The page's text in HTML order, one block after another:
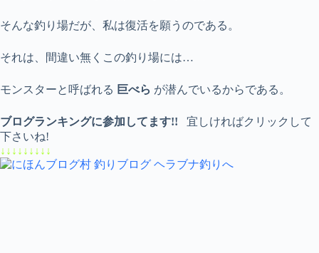
そんな釣り場だが、私は復活を願うのである。
それは、間違い無くこの釣り場には…
モンスターと呼ばれる 巨べら が潜んでいるからである。
ブログランキングに参加してます!!
宜しければクリックして
下さいね!
↓↓↓↓↓↓↓↓↓